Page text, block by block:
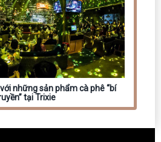
những sản phẩm cà phê “bí
tại Trixie